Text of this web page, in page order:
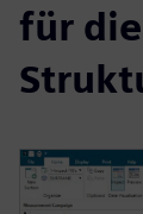
für